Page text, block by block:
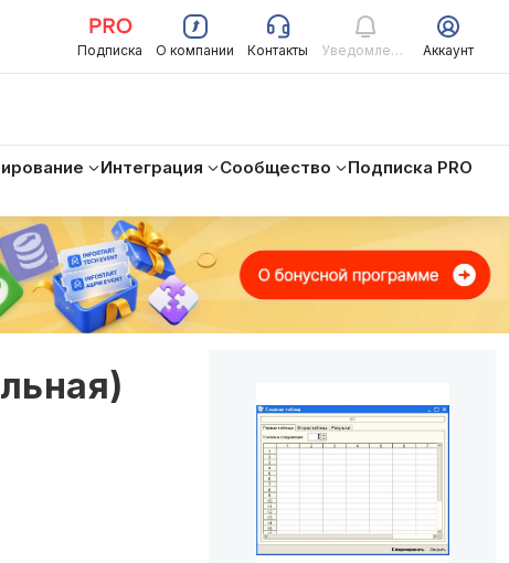
Подписка О компании Контакты Уведомления Аккаунт
Интеграция Сообщество
Подписка PRO